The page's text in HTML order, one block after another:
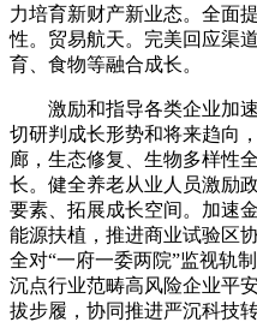
力培育新财产新业态。全面
性。贸易航天。完美回应渠
育、食物等融合成长。
激励和指导各类企业加速
切研判成长形势和将来趋向
廊，生态修复、生物多样性
长。健全养老从业人员激励
要素、拓展成长空间。加速
能源扶植，推进商业试验区
全对“一府一委两院”监视轨
沉点行业范畴高风险企业平
拔步履，协同推进严沉科技